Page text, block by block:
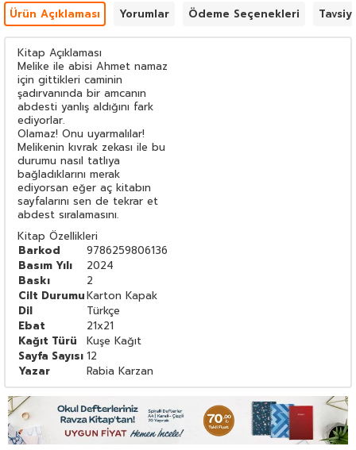
Ürün Açıklaması Yorumlar Ödeme Seçenekleri
Kitap Açıklaması
Melike ile abisi Ahmet namaz
için gittikleri caminin
şadırvanında bir amcanın
abdesti yanlış aldığını fark
ediyorlar.
Olamaz! Onu uyarmalılar!
Melikenin kıvrak zekası ile bu
durumu nasıl tatlıya
bağladıklarını merak
ediyorsan eğer aç kitabın
sayfalarını sen de tekrar et
abdest sıralamasını.
Kitap Özellikleri
Barkod
9786259806136
Basım Yılı
2024
Baskı
2
Cilt DurumuKarton Kapak
Dil
Türkçe
Ebat
21x21
Kağıt Türü
Kuşe Kağıt
Sayfa Sayısı 12
Yazar
Rabia Karzan